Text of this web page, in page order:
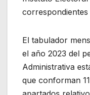
correspondientes
El tabulador
el año 2023 del
Administrativa
que conforman